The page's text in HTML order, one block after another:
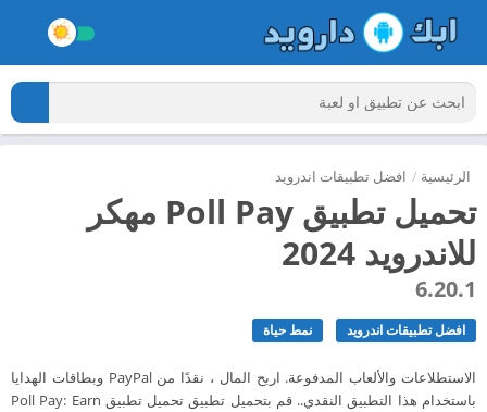
الرئيسية / افضل تطبيقات اندرويد
تحميل تطبيق Poll Pay مهكر
للاندرويد 2024
6.20.1
افضل تطبيقات اندرويد نمط حياة
الاستطلاعات والألعاب المدفوعة. اربح المال ، نقدًا من PayPal وبطاقات الهدايا
باستخدام هذا التطبيق النقدي.. قم بتحميل تطبيق تحميل تطبيق Poll Pay: Earn